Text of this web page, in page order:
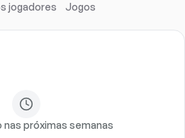
jogadores Jogos
nas próximas semanas